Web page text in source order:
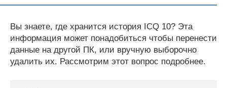
Вы знаете, где хранится история ICQ 10? Эта
информация может понадобиться чтобы перенести
данные на другой ПК, или вручную выборочно
удалить их. Рассмотрим этот вопрос подробнее.